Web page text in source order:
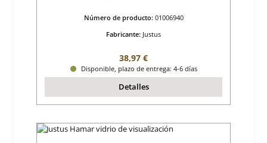
Número de producto: 01006940
Fabricante: Justus
Precio normal:
38,97 €
Disponible, plazo de entrega: 4-6 días
Detalles